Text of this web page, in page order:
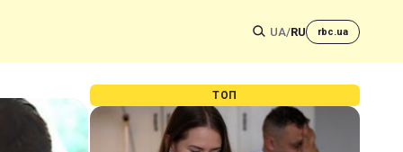
UA/RU rbc.ua
ТОП